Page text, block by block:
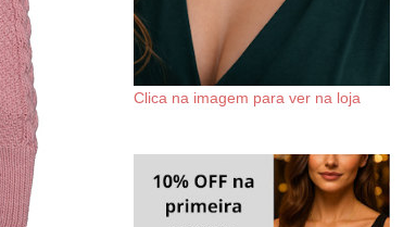
Clica na imagem para ver na loja